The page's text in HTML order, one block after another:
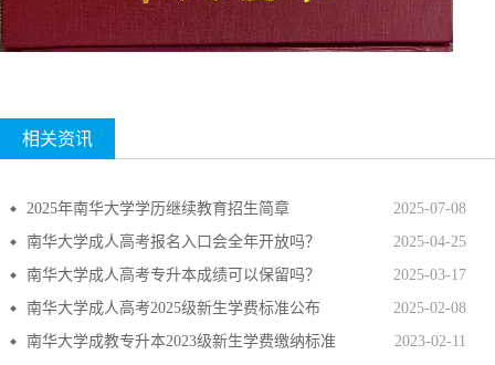
相关资讯
2025-07-08
2025年南华大学学历继续教育招生简章
2025-04-25
南华大学成人高考报名入口会全年开放吗？
2025-03-17
南华大学成人高考专升本成绩可以保留吗？
2025-02-08
南华大学成人高考2025级新生学费标准公布
2023-02-11
南华大学成教专升本2023级新生学费缴纳标准